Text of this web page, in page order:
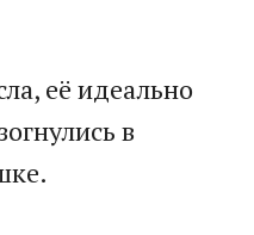
её идеально
в